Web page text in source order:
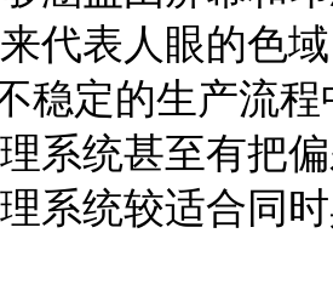
表人眼的色
稳定的生产流程
统甚至有把偏
统较适合同时